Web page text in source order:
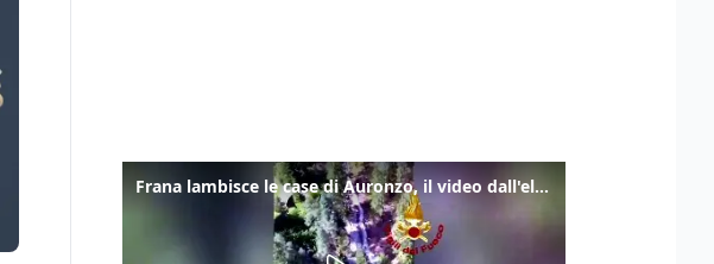
Frana lambisce le case di Auronzo, il video dall'elicottero dei vigili del fuoco